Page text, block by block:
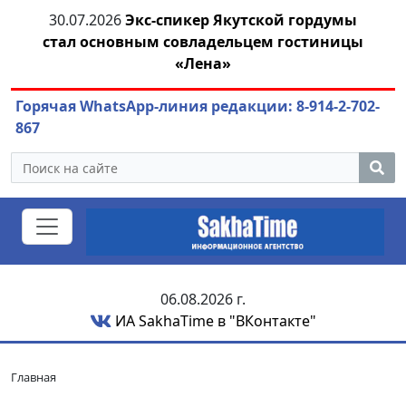
30.07.2026Экс-спикер Якутской гордумы
стал основным совладельцем гостиницы
«Лена»
Горячая WhatsApp-линия редакции: 8-914-2-702-
867
06.08.2026 г.
ИА SakhaTime в "ВКонтакте"
Главная